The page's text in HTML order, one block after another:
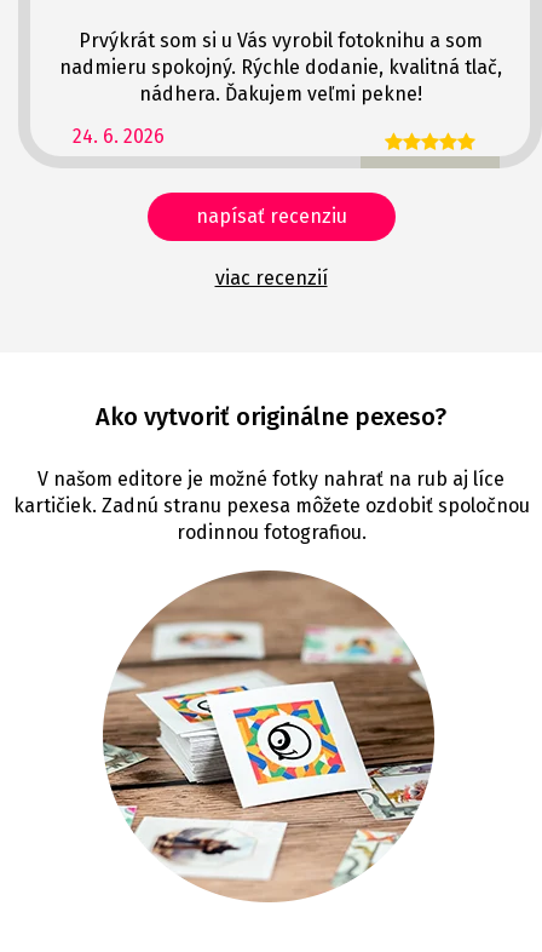
24. 6. 2026
Prvýkrát som si u Vás vyrobil fotoknihu a som
nadmieru spokojný. Rýchle dodanie, kvalitná tlač,
nádhera. Ďakujem veľmi pekne!
napísať recenziu
viac recenzií
Ako vytvoriť originálne pexeso?
V našom editore je možné fotky nahrať na rub aj líce
kartičiek. Zadnú stranu pexesa môžete ozdobiť spoločnou
rodinnou fotografiou.